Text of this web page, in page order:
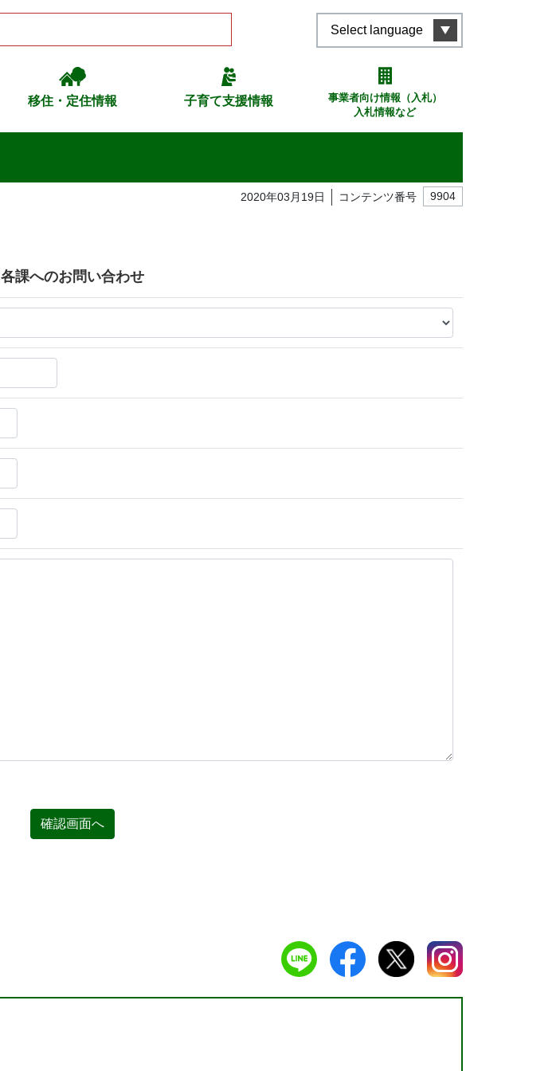
Select language
移住・定住情報 子育て支援情報
事業者向け情報（入札）
入札情報など
2020年03月19日 コンテンツ番号 9904
各課へのお問い合わせ
確認画面へ